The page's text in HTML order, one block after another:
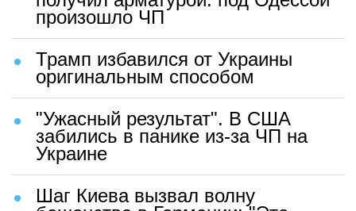
произошло ЧП
Трамп избавился от Украины
оригинальным способом
"Ужасный результат". В США
забились в панике из-за ЧП на
Украине
Шаг Киева вызвал волну